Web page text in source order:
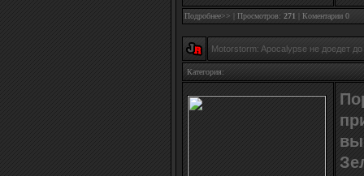
Подробнее>> | Просмотров: 271 Коментарии 0
Motorstorm: Apocalypse не доедет
Категория: